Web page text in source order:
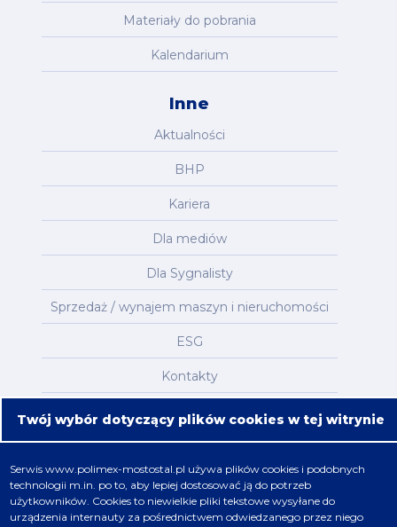
Materiały do pobrania
Kalendarium
Inne
Aktualności
BHP
Kariera
Dla mediów
Dla Sygnalisty
Sprzedaż / wynajem maszyn i nieruchomości
ESG
Kontakty
Mapa serwisu
Nafta, chemia, gaz
Twój wybór dotyczący plików cookies w tej witrynie
Serwiswww.polimex-mostostal.pl używa plików cookies i podobnych
technologii m.in. po to, aby lepiej dostosować ją do potrzeb
użytkowników. Cookies to niewielkie pliki tekstowe wysyłane do
urządzenia internauty za pośrednictwem odwiedzanego przez niego